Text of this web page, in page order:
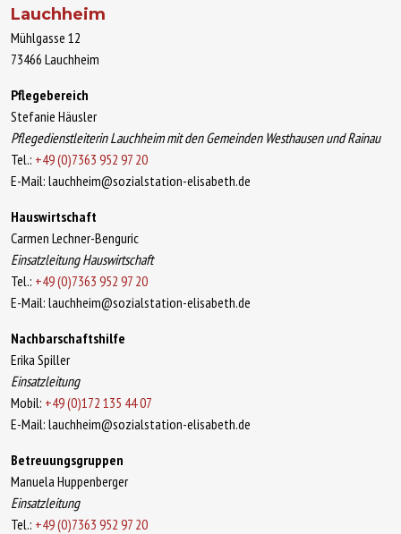
Lauchheim
Mühlgasse 12
73466 Lauchheim
Pflegebereich
Stefanie Häusler
Pflegedienstleiterin Lauchheim mit den Gemeinden Westhausen und Rainau
Tel.: +49 (0)7363 952 97 20
E-Mail: lauchheim@sozialstation-elisabeth.de
Hauswirtschaft
Carmen Lechner-Benguric
Einsatzleitung Hauswirtschaft
Tel.: +49 (0)7363 952 97 20
E-Mail: lauchheim@sozialstation-elisabeth.de
Nachbarschaftshilfe
Erika Spiller
Einsatzleitung
Mobil: +49 (0)172 135 44 07
E-Mail: lauchheim@sozialstation-elisabeth.de
Betreuungsgruppen
Manuela Huppenberger
Einsatzleitung
Tel.: +49 (0)7363 952 97 20